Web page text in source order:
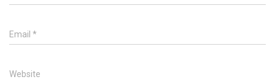
Email *
Website